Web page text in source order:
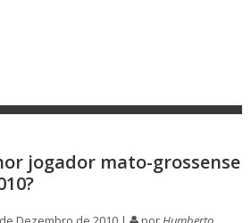
jogador mato-grossense